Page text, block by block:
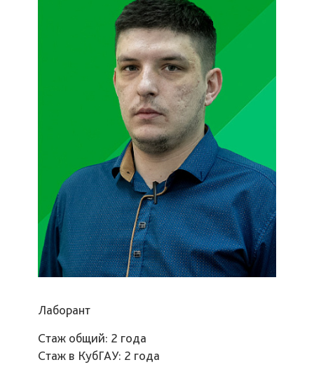
Лаборант
Стаж общий: 2 года
Стаж в КубГАУ: 2 года